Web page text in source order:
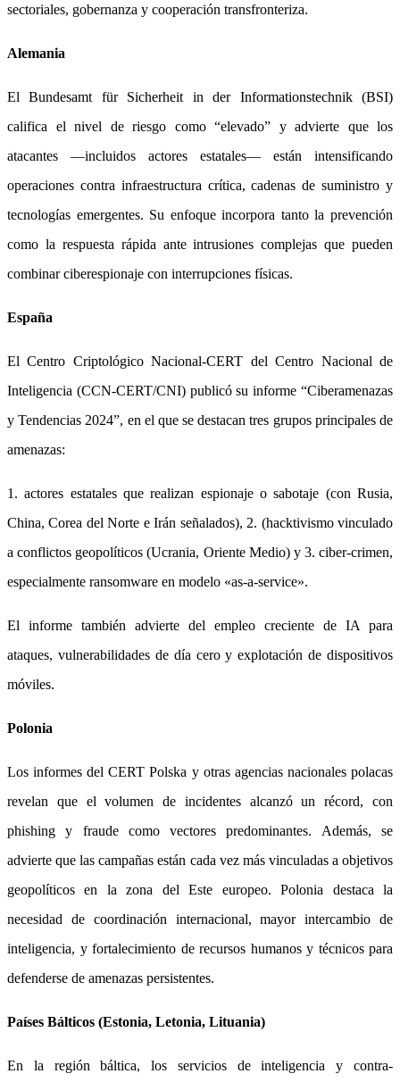
sectoriales, gobernanza y cooperación transfronteriza.
Alemania
El Bundesamt für Sicherheit in der Informationstechnik (BSI)
califica el nivel de riesgo como “elevado” y advierte que los
atacantes —incluidos actores estatales— están intensificando
operaciones contra infraestructura crítica, cadenas de suministro y
tecnologías emergentes. Su enfoque incorpora tanto la prevención
como la respuesta rápida ante intrusiones complejas que pueden
combinar ciberespionaje con interrupciones físicas.
España
El Centro Criptológico Nacional-CERT del Centro Nacional de
Inteligencia (CCN-CERT/CNI) publicó su informe “Ciberamenazas
y Tendencias 2024”, en el que se destacan tres grupos principales de
amenazas:
1. actores estatales que realizan espionaje o sabotaje (con Rusia,
China, Corea del Norte e Irán señalados), 2. (hacktivismo vinculado
a conflictos geopolíticos (Ucrania, Oriente Medio) y 3. ciber-crimen,
especialmente ransomware en modelo «as-a-service».
El informe también advierte del empleo creciente de IA para
ataques, vulnerabilidades de día cero y explotación de dispositivos
móviles.
Polonia
Los informes del CERT Polska y otras agencias nacionales polacas
revelan que el volumen de incidentes alcanzó un récord, con
phishing y fraude como vectores predominantes. Además, se
advierte que las campañas están cada vez más vinculadas a objetivos
geopolíticos en la zona del Este europeo. Polonia destaca la
necesidad de coordinación internacional, mayor intercambio de
inteligencia, y fortalecimiento de recursos humanos y técnicos para
defenderse de amenazas persistentes.
Países Bálticos (Estonia, Letonia, Lituania)
En la región báltica, los servicios de inteligencia y contra-